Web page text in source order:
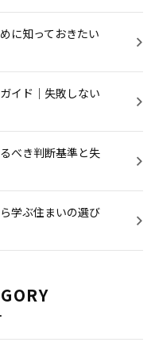
に知っておきたい
イド｜失敗しない
べき判断基準と失
学ぶ住まいの選び